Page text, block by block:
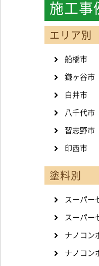
施工事
エリア別
船橋市
鎌ヶ谷市
白井市
八千代市
習志野市
印西市
塗料別
スーパー
スーパー
ナノコン
ナノコン